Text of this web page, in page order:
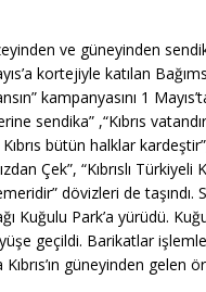
ve güneyinden
kortejiyle katılan
kampanyasını 1
sendika” ,“Kıbrıs
Kıbrıs bütün halklar
Çek”, “Kıbrıslı
dövizleri de
Kuğulu Park’a yürüdü.
geçildi. Barikatlar
güneyinden gelen